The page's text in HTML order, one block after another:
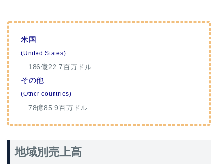
米国
(United States)
…186億22.7百万ドル
その他
(Other countries)
…78億85.9百万ドル
地域別売上高